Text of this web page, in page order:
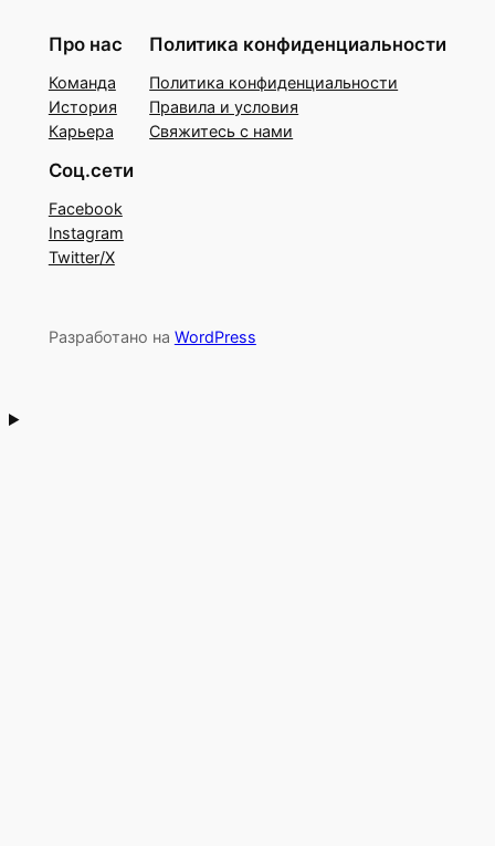
Про нас
Команда
История
Карьера
Политика конфиденциальности
Политика конфиденциальности
Правила и условия
Свяжитесь с нами
Соц.сети
Facebook
Instagram
Twitter/X
Разработано на WordPress